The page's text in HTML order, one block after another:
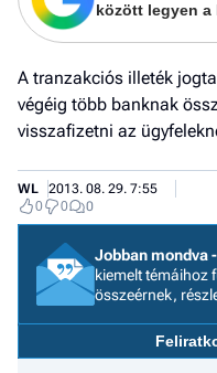
között legyen a
A tranzakciós illeték
végéig több banknak
visszafizetni az
WL
2013. 08. 29. 7:55
0
0 0
Jobban mondva
kiemelt témáihoz
összeérnek,